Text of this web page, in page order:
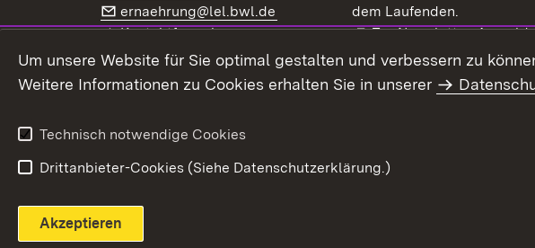
E-Mail:
ernaehrung@lel.bwl.de (Öffnet in neuem Fenster)
Kontaktformular
Extern:
LinkedIn (Öffnet in neuem Fenster)
dem Laufenden.
Extern:
Zur Newsletter-
Newsletter-Archiv
Um unsere Website für Sie optimal gestalten und verbessern zu
Weitere Informationen zu Cookies erhalten Sie in unserer
Technisch notwendige Cookies
Drittanbieter-Cookies (Siehe Datenschutzerklärung.)
Akzeptieren